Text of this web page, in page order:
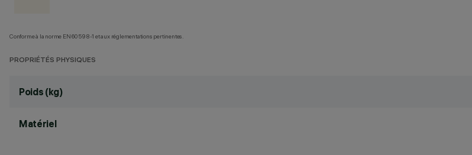
Conforme à la norme EN60598-1 et aux réglementations pertinentes.
PROPRIÉTÉS PHYSIQUES
Poids (kg)
Matériel